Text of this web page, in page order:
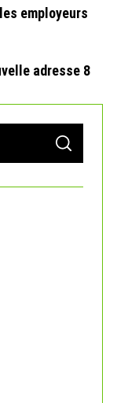
employeurs
adresse 8
S
A
C